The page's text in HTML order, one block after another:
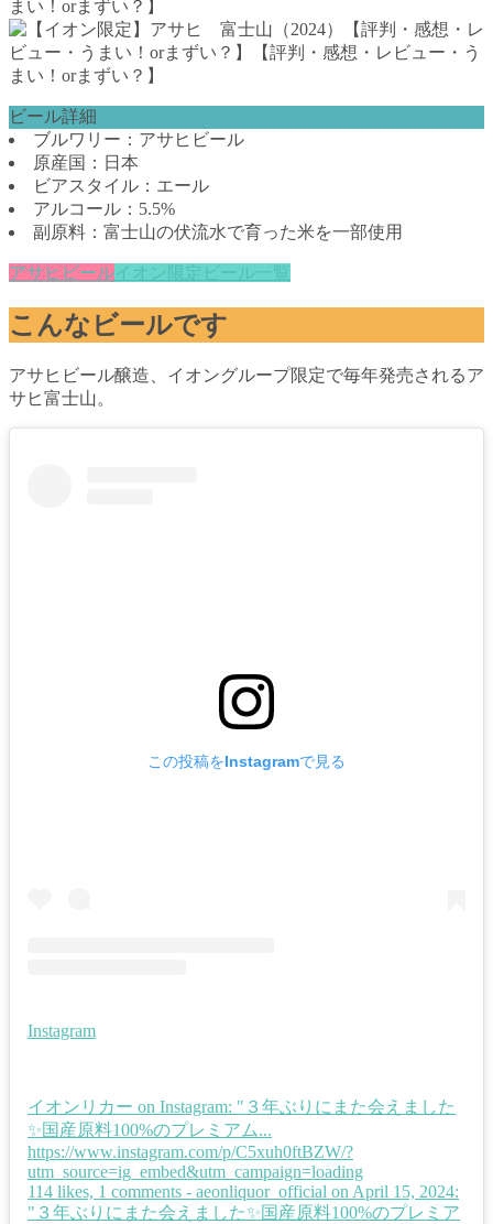
ビール詳細
ブルワリー：アサヒビール
原産国：日本
ビアスタイル：エール
アルコール：5.5%
副原料：富士山の伏流水で育った米を一部使用
アサヒビールイオン限定ビール一覧
こんなビールです
アサヒビール醸造、イオングループ限定で毎年発売されるア
サヒ富士山。
この投稿をInstagramで見る
Instagram
イオンリカー on Instagram: "３年ぶりにまた会えました
✨国産原料100%のプレミアム...
https://www.instagram.com/p/C5xuh0ftBZW/?
utm_source=ig_embed&utm_campaign=loading
114 likes, 1 comments - aeonliquor_official on April 15, 2024:
"３年ぶりにまた会えました✨国産原料100%のプレミア